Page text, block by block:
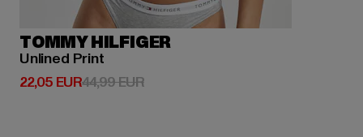
TOMMY HILFIGER
Unlined Print
22,05 EUR
Derzeitiger Preis: 22,05 EUR
44,99 EURAktionspreis: 44,99 EUR